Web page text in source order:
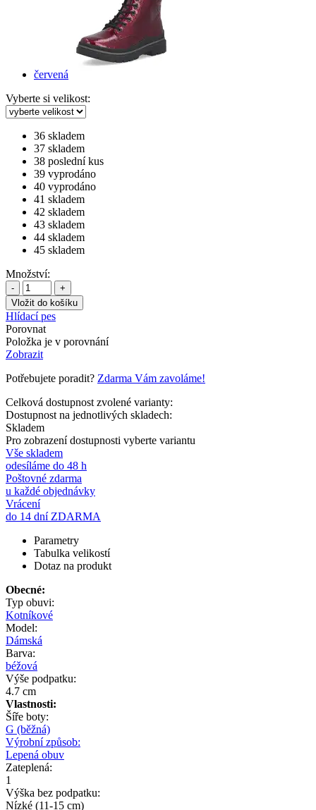
červená
Vyberte si velikost:
36 skladem
37 skladem
38 poslední kus
39 vyprodáno
40 vyprodáno
41 skladem
42 skladem
43 skladem
44 skladem
45 skladem
Množství:
- +
Hlídací pes
Porovnat
Položka je v porovnání
Zobrazit
Potřebujete poradit? Zdarma Vám zavoláme!
Celková dostupnost zvolené varianty:
Dostupnost na jednotlivých skladech:
Skladem
Pro zobrazení dostupnosti vyberte variantu
Vše skladem
odesíláme do 48 h
Poštovné zdarma
u každé objednávky
Vrácení
do 14 dní ZDARMA
Parametry
Tabulka velikostí
Dotaz na produkt
Obecné:
Typ obuvi:
Kotníkové
Model:
Dámská
Barva:
béžová
Výše podpatku:
4.7 cm
Vlastnosti:
Šíře boty:
G (běžná)
Výrobní způsob:
Lepená obuv
Zateplená:
1
Výška bez podpatku:
Nízké (11-15 cm)